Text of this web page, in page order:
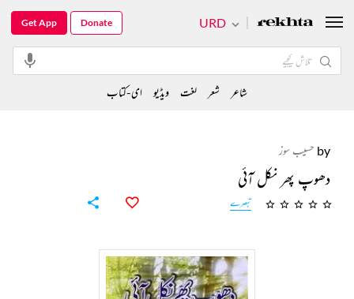
by حسیب سوز
دھوپ پھر نکل آئی
تبصرے
URD
Get App Donate
شاعر شعر لغت ویڈیو ای-کتاب